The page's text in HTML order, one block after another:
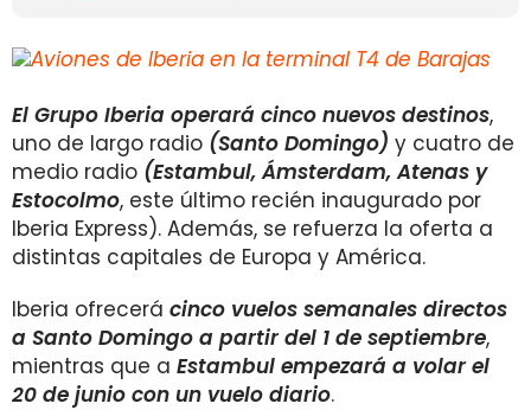
El Grupo Iberia operará cinco nuevos destinos,
uno de largo radio (Santo Domingo) y cuatro de
medio radio (Estambul, Ámsterdam, Atenas y
Estocolmo, este último recién inaugurado por
Iberia Express). Además, se refuerza la oferta a
distintas capitales de Europa y América.
Iberia ofrecerá cinco vuelos semanales directos
a Santo Domingo a partir del 1 de septiembre,
mientras que a Estambul empezará a volar el
20 de junio con un vuelo diario.